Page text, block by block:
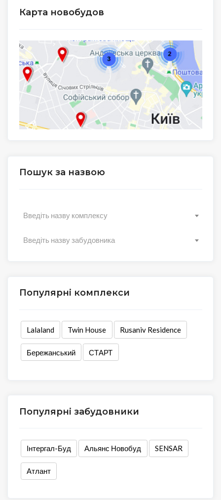
Карта новобудов
Пошук за назвою
Введіть назву комплексу
Введіть назву забудовника
Популярні комплекси
Lalaland Twin House Rusaniv Residence
Бережанський СТАРТ
Популярні забудовники
Інтергал-Буд Альянс Новобуд SENSAR
Атлант